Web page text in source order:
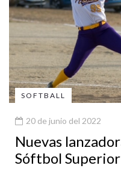
SOFTBALL
20 de junio del 2022
Nuevas
Sóftbol